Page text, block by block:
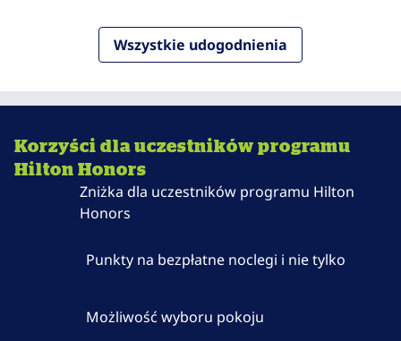
Wszystkie udogodnienia
Korzyści dla uczestników programu
Hilton Honors
Zniżka dla uczestników programu Hilton
Honors
Punkty na bezpłatne noclegi i nie tylko
Możliwość wyboru pokoju